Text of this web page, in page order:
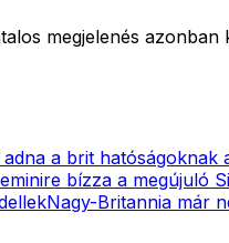
megjelenés
a brit hatóságoknak
bízza a megújuló
Nagy-Britannia már